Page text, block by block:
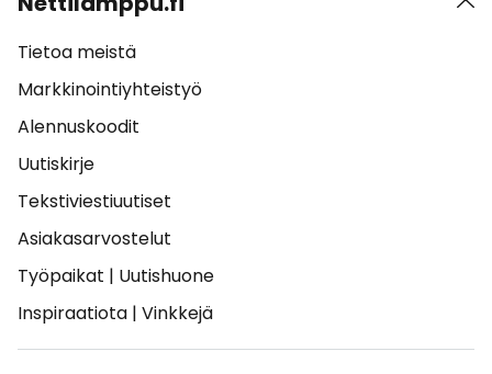
Tietoa meistä
Markkinointiyhteistyö
Alennuskoodit
Uutiskirje
Tekstiviestiuutiset
Asiakasarvostelut
Työpaikat | Uutishuone
Inspiraatiota | Vinkkejä